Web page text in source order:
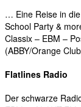
… Eine Reise in
School Party &
Classix – EBM –
(ABBY/Orange
Flatlines Radio
Der schwarze